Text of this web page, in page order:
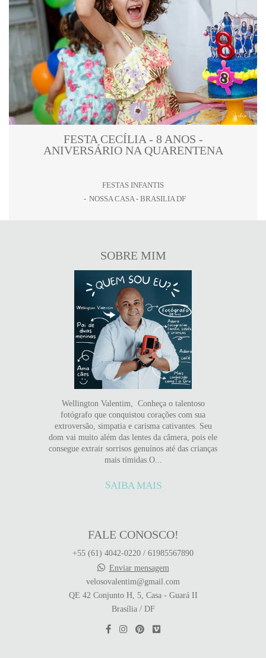
FESTA CECÍLIA - 8 ANOS -
ANIVERSÁRIO NA QUARENTENA
FESTAS INFANTIS
NOSSA CASA - BRASILIA DF
SOBRE MIM
Wellington Valentim, Conheça o talentoso
fotógrafo que conquistou corações com sua
extroversão, simpatia e carisma cativantes. Seu
dom vai muito além das lentes da câmera, pois ele
consegue extrair sorrisos genuínos até das crianças
mais tímidas.O...
SAIBA MAIS
FALE CONOSCO!
+55 (61) 4042-0220 / 61985567890
Enviar mensagem
velosovalentim@gmail.com
QE 42 Conjunto H, 5, Casa - Guará II
Brasília / DF